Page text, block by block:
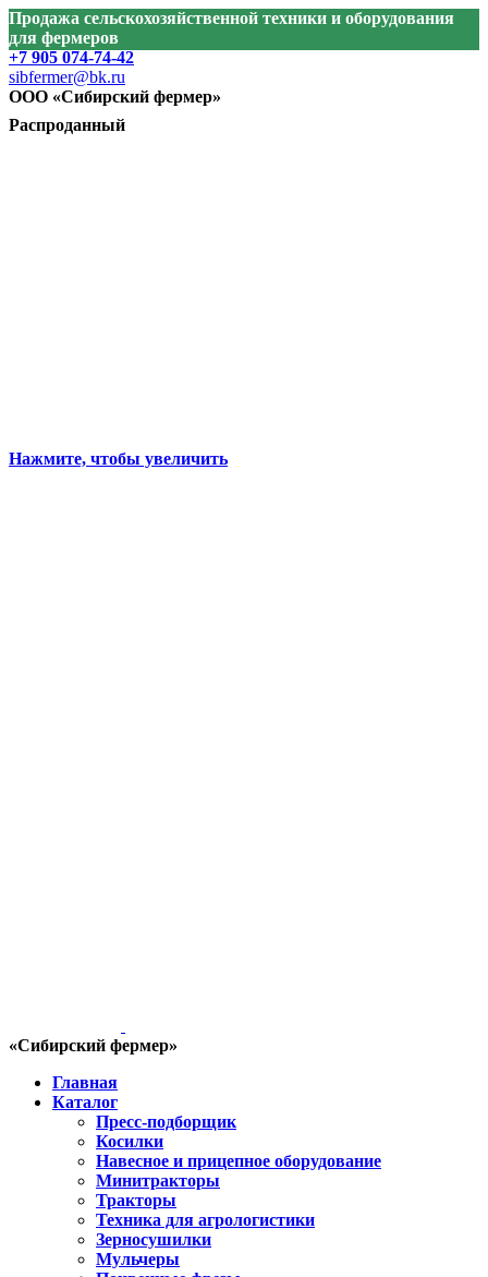
Продажа сельскохозяйственной техники и оборудования
для фермеров
+7 905 074-74-42
sibfermer@bk.ru
ООО «Сибирский фермер»
«Сибирский фермер»
Главная
Каталог
Пресс-подборщик
Косилки
Навесное и прицепное оборудование
Минитракторы
Тракторы
Техника для агрологистики
Зерносушилки
Мульчеры
Распроданный
Нажмите, чтобы увеличить